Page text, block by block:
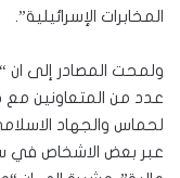
المخابرات الإسرائيلية”.
ولمحت المصادر إلى ان
عدد من المتعاونين مع
لحماس والجهاد
عبر بعض الاشخاص في